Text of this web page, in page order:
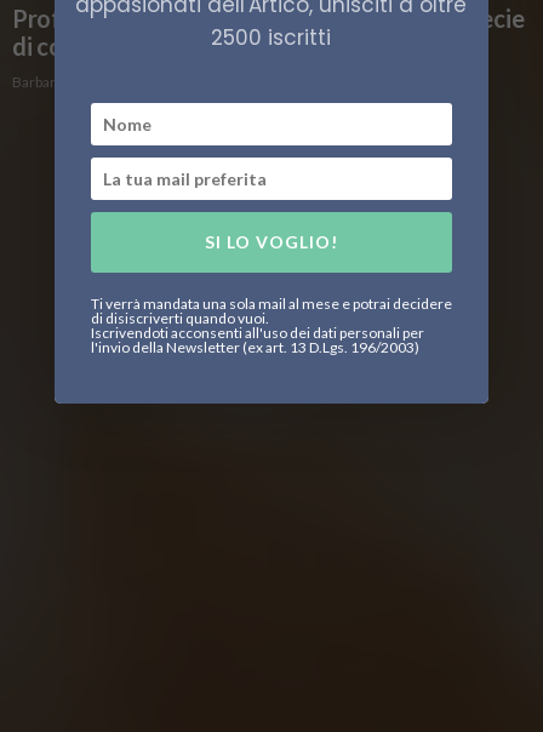
Profondità nascoste: scoperta una nuova specie
di corallo nel Mar di Groenlandia
Barbara Fioravanzo
2500 iscritti
SI LO VOGLIO!
Ti verrà mandata una sola mail al mese e potrai decidere
di disiscriverti quando vuoi.
Iscrivendoti acconsenti all'uso dei dati personali per
l'invio della Newsletter (ex art. 13 D.Lgs. 196/2003)